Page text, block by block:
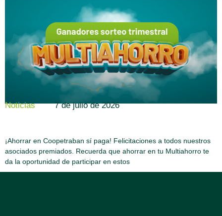
Noticias
¡Ahorrar en Coopetraban sí paga! Felicitaciones a todos nuestros
asociados premiados. Recuerda que ahorrar en tu Multiahorro te
da la oportunidad de participar en estos
7 de julio de 2026